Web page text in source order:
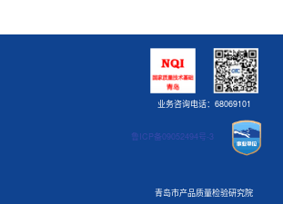
业务咨询电话：68069101
鲁ICP备09052494号-3
青岛市产品质量检验研究院